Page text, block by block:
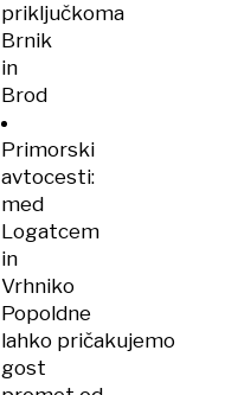
priključkoma
Brnik
in
Brod
Primorski
avtocesti:
med
Logatcem
in
Vrhniko
Popoldne
lahko pričakujemo
gost